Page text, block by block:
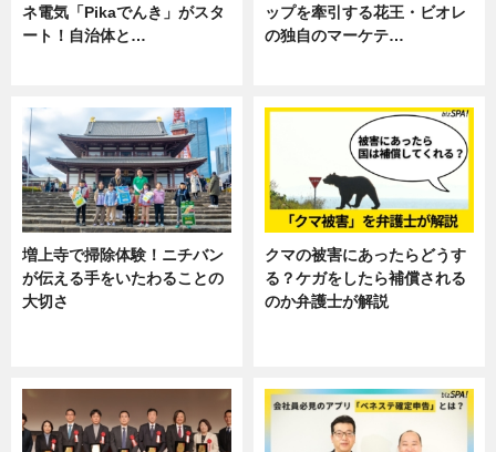
ネ電気「Pikaでんき」がスタ
ート！自治体と…
ップを牽引する花王・ビオレ
の独自のマーケテ…
増上寺で掃除体験！ニチバン
が伝える手をいたわることの
大切さ
クマの被害にあったらどうす
る？ケガをしたら補償される
のか弁護士が解説